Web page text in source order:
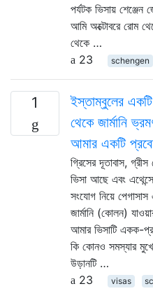
পর্যটক ভিসায়
আমি অক্টোবরে রোম
থেকে …
23
schengen
1
ইস্তাম্বুলের একটি
থেকে জার্মানি
আমার একটি
গ্রিসের দূতাবাস,
ভিসা আছে এবং এথেন্সে
সংযোগ নিয়ে পেগাসাস
জার্মানি (কোলন)
আমার ভিসাটি একক-
কি কোনও সমস্যার
উড়ানটি …
23
visas